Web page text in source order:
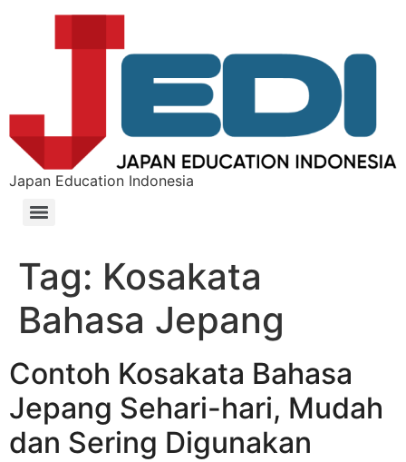
Japan Education Indonesia
Tag: Kosakata
Bahasa Jepang
Contoh Kosakata Bahasa
Jepang Sehari-hari, Mudah
dan Sering Digunakan